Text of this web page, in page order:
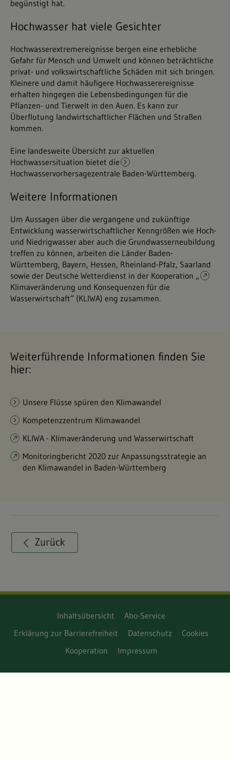
begünstigt hat.
Hochwasser hat viele Gesichter
Hochwasserextremereignisse bergen eine erhebliche
Gefahr für Mensch und Umwelt und können beträchtliche
privat- und volkswirtschaftliche Schäden mit sich bringen.
Kleinere und damit häufigere Hochwasserereignisse
erhalten hingegen die Lebensbedingungen für die
Pflanzen- und Tierwelt in den Auen. Es kann zur
Überflutung landwirtschaftlicher Flächen und Straßen
kommen.
Eine landesweite Übersicht zur aktuellen
Hochwassersituation bietet die
Hochwasservorhersagezentrale Baden-Württemberg.
Weitere Informationen
Um Aussagen über die vergangene und zukünftige
Entwicklung wasserwirtschaftlicher Kenngrößen wie Hoch-
und Niedrigwasser aber auch die Grundwasserneubildung
treffen zu können, arbeiten die Länder Baden-
Württemberg, Bayern, Hessen, Rheinland-Pfalz, Saarland
sowie der Deutsche Wetterdienst in der Kooperation „
Klimaveränderung und Konsequenzen für die
Wasserwirtschaft“ (KLIWA) eng zusammen.
Weiterführende Informationen finden Sie
hier:
Unsere Flüsse spüren den Klimawandel
Kompetenzzentrum Klimawandel
KLIWA - Klimaveränderung und Wasserwirtschaft
Monitoringbericht 2020 zur Anpassungsstrategie an
den Klimawandel in Baden-Württemberg
Inhaltsübersicht
Abo-Service
Erklärung zur Barrierefreiheit
Datenschutz
Cookies
Kooperation
Impressum